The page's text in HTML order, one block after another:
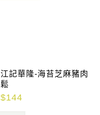
江記華隆-海苔芝麻豬肉
鬆
$144